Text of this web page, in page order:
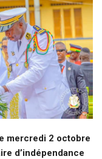
mercredi 2 octobre
d’indépendance